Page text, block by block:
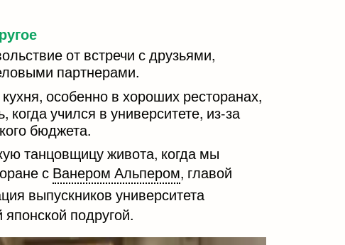
от встречи с друзьями,
партнерами.
особенно в хороших ресторанах,
когда учился в университете, из-за
бюджета.
танцовщицу живота, когда мы
с Ванером Альпером, главой
выпускников университета
подругой.